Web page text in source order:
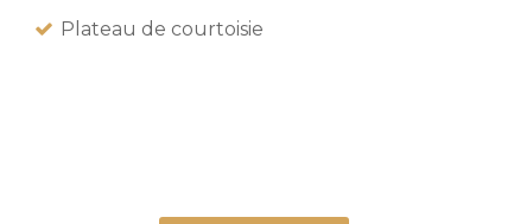
Plateau de courtoisie